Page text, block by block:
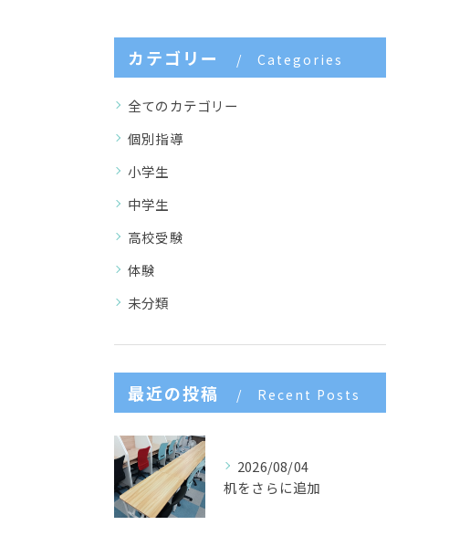
カテゴリー Categories
全てのカテゴリー
個別指導
小学生
中学生
高校受験
体験
未分類
最近の投稿 Recent Posts
2026/08/04
机をさらに追加